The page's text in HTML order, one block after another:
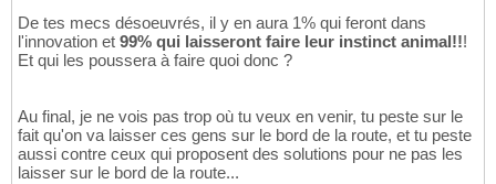
De tes mecs désoeuvrés, il y en aura 1% qui feront dans
l'innovation et 99% qui laisseront faire leur instinct animal!!!
Et qui les poussera à faire quoi donc ?
Au final, je ne vois pas trop où tu veux en venir, tu peste sur le
fait qu'on va laisser ces gens sur le bord de la route, et tu peste
aussi contre ceux qui proposent des solutions pour ne pas les
laisser sur le bord de la route...